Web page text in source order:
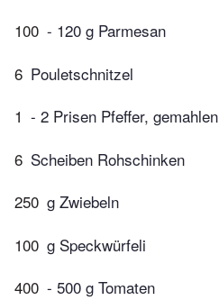
100 - 120 g Parmesan
6 Pouletschnitzel
1 - 2 Prisen Pfeffer, gemahlen
6 Scheiben Rohschinken
250 g Zwiebeln
100 g Speckwürfeli
400 - 500 g Tomaten